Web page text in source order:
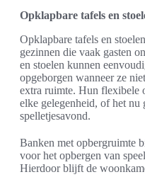
Opklapbare tafels en
Opklapbare tafels en
gezinnen die vaak gasten
en stoelen kunnen
opgeborgen wanneer ze
extra ruimte. Hun flexibele
elke gelegenheid, of het nu
spelletjesavond.
Banken met opbergruimte
voor het opbergen van
Hierdoor blijft de